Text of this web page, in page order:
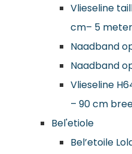
Vlieseline
cm– 5 meter
Naadband
Naadband
Vlieseline
– 90 cm
Bel'etiole
Bel’etoile